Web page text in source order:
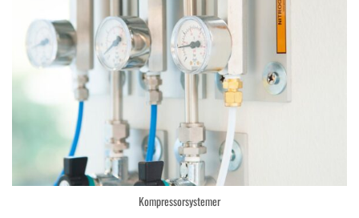
Kompressorsystemer